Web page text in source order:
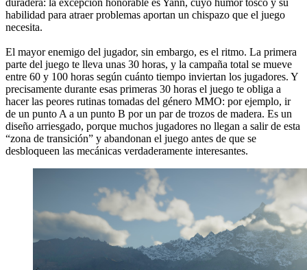
habilidad para atraer problemas aportan un chispazo que el juego
necesita.
El mayor enemigo del jugador, sin embargo, es el ritmo. La primera
parte del juego te lleva unas 30 horas, y la campaña total se mueve
entre 60 y 100 horas según cuánto tiempo inviertan los jugadores. Y
precisamente durante esas primeras 30 horas el juego te obliga a
hacer las peores rutinas tomadas del género MMO: por ejemplo, ir
de un punto A a un punto B por un par de trozos de madera. Es un
diseño arriesgado, porque muchos jugadores no llegan a salir de esta
“zona de transición” y abandonan el juego antes de que se
desbloqueen las mecánicas verdaderamente interesantes.